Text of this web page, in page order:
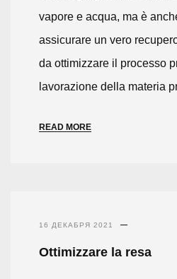
vapore e acqua, ma è
assicurare un vero
da ottimizzare il processo
lavorazione della materia
READ MORE
16 ДЕКАБРЯ 2021
Ottimizzare la resa